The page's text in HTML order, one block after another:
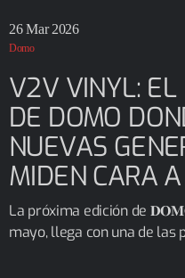
26 Mar 2026
Domo
V2V VINYL: EL
DE DOMO
NUEVAS
MIDEN CARA
La próxima edición de
mayo, llega con una de las